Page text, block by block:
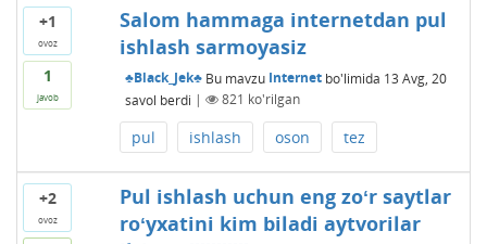
+1
ovoz
1
javob
Salom hammaga internetdan pul
ishlash sarmoyasiz
♣Black_Jek♣ Bu mavzu Internetbo'limida 13 Avg, 20
savol berdi | 821 ko'rilgan
pul ishlash oson tez
+2
ovoz
Pul ishlash uchun eng zoʻr saytlar
roʻyxatini kim biladi aytvorilar